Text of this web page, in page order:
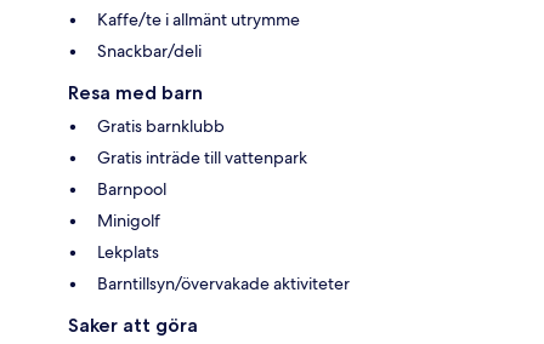
Kaffe/te i allmänt utrymme
Snackbar/deli
Resa med barn
Gratis barnklubb
Gratis inträde till vattenpark
Barnpool
Minigolf
Lekplats
Barntillsyn/övervakade aktiviteter
Saker att göra